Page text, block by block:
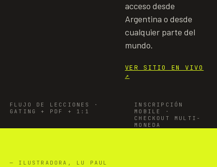
acceso desde
Argentina o desde
cualquier parte del
mundo.
VER SITIO EN VIVO
↗
FLUJO DE LECCIONES ·
GATING + PDF + 1:1
INSCRIPCIÓN
MOBILE ·
CHECKOUT MULTI-
MONEDA
— ILUSTRADORA, LU PAUL